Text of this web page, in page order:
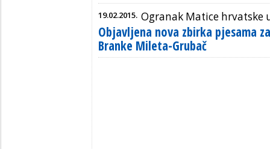
19.02.2015. Ogranak Matice hrvatske
Objavljena nova zbirka pjesama
Branke Mileta-Grubač